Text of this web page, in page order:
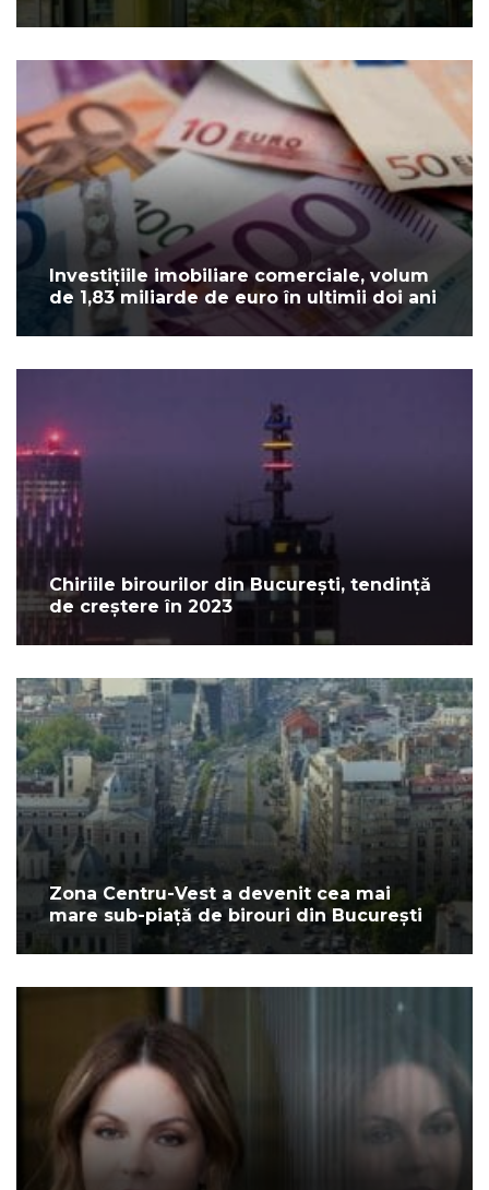
Investițiile imobiliare comerciale, volum
de 1,83 miliarde de euro în ultimii doi ani
Chiriile birourilor din București, tendință
de creștere în 2023
Zona Centru-Vest a devenit cea mai
mare sub-piață de birouri din București